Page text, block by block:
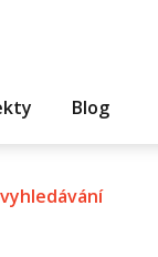
Blog